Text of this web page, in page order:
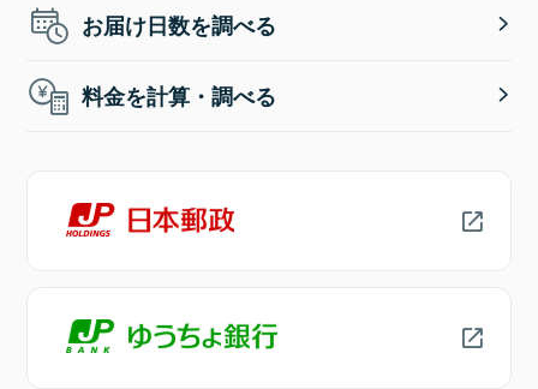
お届け日数を調べる
料金を計算・調べる